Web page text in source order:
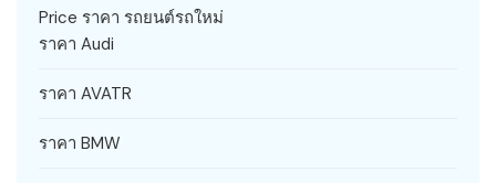
Price ราคา รถยนต์รถใหม่
ราคา Audi
ราคา AVATR
ราคา BMW